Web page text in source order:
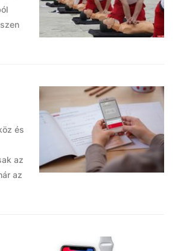
és
az
az